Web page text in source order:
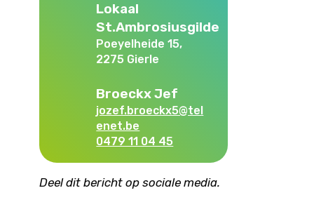
Lokaal
St.Ambrosiusgilde
Poeyelheide 15,
2275 Gierle
Broeckx Jef
jozef.broeckx5@tel
enet.be
0479 11 04 45
Deel dit bericht op sociale media.